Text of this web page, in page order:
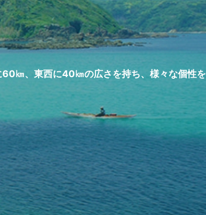
㎞、東西に40㎞の広さを持ち、様々な個性を